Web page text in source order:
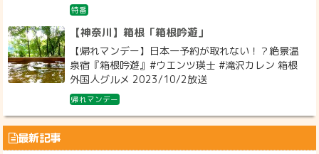
特番
【神奈川】箱根「箱根吟遊」
【帰れマンデー】日本一予約が取れない！？絶景温
泉宿『箱根吟遊』#ウエンツ瑛士 #滝沢カレン 箱根
外国人グルメ 2023/10/2放送
帰れマンデー
最新記事